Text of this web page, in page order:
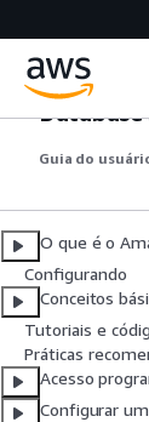
Amazon
Database
Guia do
O que é o
Configurando
Conceitos
Tutoriais e
Práticas
Acesso
Configurar